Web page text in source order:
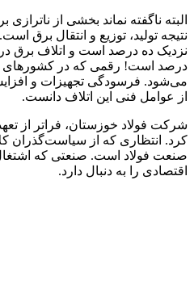
البته ناگفته نماند بخشی از
نتیجه تولید، توزیع و انتقال برق
درصد است! رقمی که در کشورهای
می‌شود. فرسودگی تجهیزات و
از عوامل فنی این اتلاف دانست.
شرکت فولاد خوزستان، فراتر از
کرد. انتظاری که از سیاست‌گذران
صنعت فولاد است. صنعتی که
اقتصادی را به دنبال دارد.